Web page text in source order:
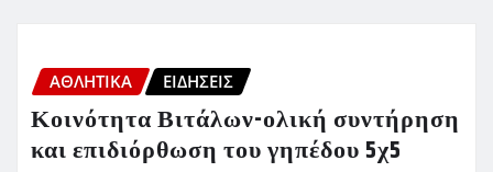
ΑΘΛΗΤΙΚΑ ΕΙΔΗΣΕΙΣ
Κοινότητα Βιτάλων-ολική συντήρηση
και επιδιόρθωση του γηπέδου 5χ5